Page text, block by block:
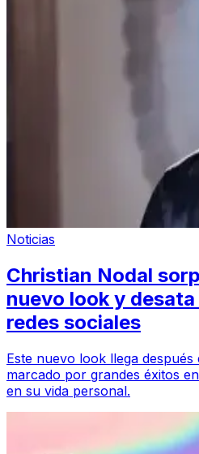
Noticias
Christian Nodal
nuevo look y
redes sociales
Este nuevo look llega
marcado por grandes éxitos
en su vida personal.